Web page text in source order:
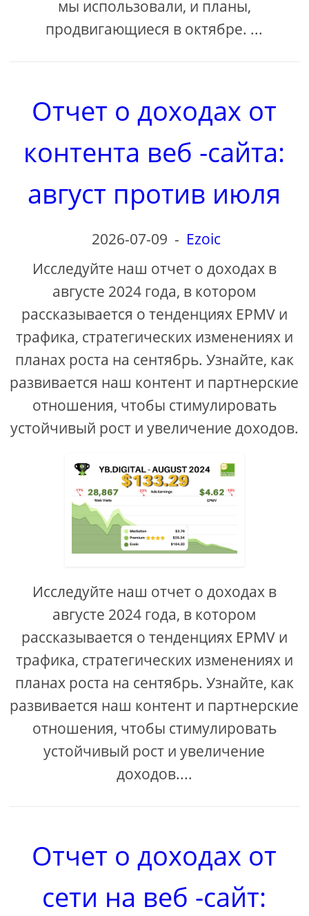
мы использовали, и планы,
продвигающиеся в октябре. ...
Отчет о доходах от
контента веб -сайта:
август против июля
2026-07-09 - Ezoic
Исследуйте наш отчет о доходах в
августе 2024 года, в котором
рассказывается о тенденциях EPMV и
трафика, стратегических изменениях и
планах роста на сентябрь. Узнайте, как
развивается наш контент и партнерские
отношения, чтобы стимулировать
устойчивый рост и увеличение доходов.
Исследуйте наш отчет о доходах в
августе 2024 года, в котором
рассказывается о тенденциях EPMV и
трафика, стратегических изменениях и
планах роста на сентябрь. Узнайте, как
развивается наш контент и партнерские
отношения, чтобы стимулировать
устойчивый рост и увеличение
доходов....
Отчет о доходах от
сети на веб -сайт: